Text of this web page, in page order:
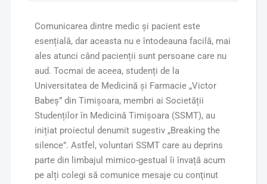
Comunicarea dintre medic și pacient este
esențială, dar aceasta nu e întodeauna facilă, mai
ales atunci când pacienții sunt persoane care nu
aud. Tocmai de aceea, studenți de la
Universitatea de Medicină și Farmacie „Victor
Babeș” din Timișoara, membri ai Societății
Studenților în Medicină Timișoara (SSMT), au
inițiat proiectul denumit sugestiv „Breaking the
silence”. Astfel, voluntari SSMT care au deprins
parte din limbajul mimico-gestual îi învață acum
pe alți colegi să comunice mesaje cu conţinut